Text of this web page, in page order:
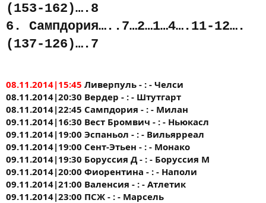
(153-162)….8
6. Сампдория…..7…2…1…4….11-12….
(137-126)….7
08.11.2014|15:45 Ливерпуль - : - Челси
08.11.2014|20:30 Вердер - : - Штутгарт
08.11.2014|22:45 Сампдория - : - Милан
09.11.2014|16:30 Вест Бромвич - : - Ньюкасл
09.11.2014|19:00 Эспаньол - : - Вильярреал
09.11.2014|19:00 Сент-Этьен - : - Монако
09.11.2014|19:30 Боруссия Д - : - Боруссия М
09.11.2014|20:00 Фиорентина - : - Наполи
09.11.2014|21:00 Валенсия - : - Атлетик
09.11.2014|23:00 ПСЖ - : - Марсель